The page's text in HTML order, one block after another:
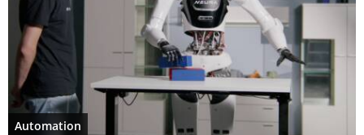
Automation